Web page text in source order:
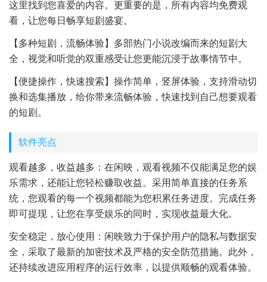
这里找到您喜爱的内容。更重要的是，所有内容均免费观
看，让您每日畅享短剧盛宴。
【多种短剧，流畅体验】多部热门小说改编而来的短剧大
全，视觉和听觉的双重感受让您更能沉浸于故事情节中。
【便捷操作，快速搜索】操作简单，竖屏体验，支持滑动切
换和选集播放，给你带来流畅体验，快速找到自己想要观看
的短剧。
软件亮点
观看越多，收益越多：在闲映，观看视频不仅能满足您的娱
乐需求，还能让您轻松赚取收益。采用简单直接的任务系
统，您观看的每一个视频都能为您积累任务进度。完成任务
即可提现，让您在享受娱乐的同时，实现收益最大化。
安全稳定，放心使用：闲映致力于保护用户的隐私与数据安
全，采取了最新的加密技术及严格的安全防范措施。此外，
还持续改进应用程序的运行效率，以提供顺畅的观看体验。